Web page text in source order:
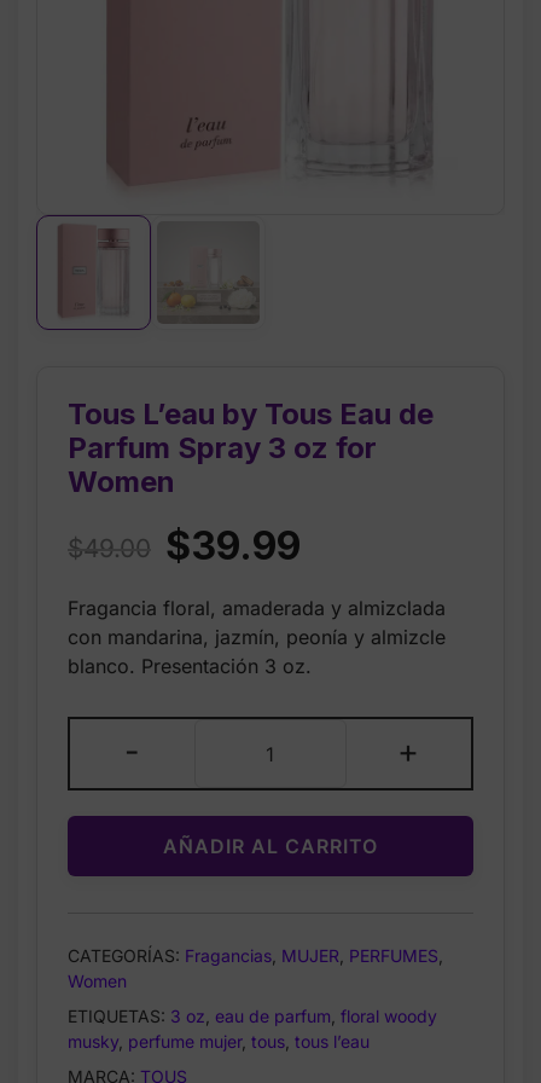
Tous L’eau by Tous Eau de
Parfum Spray 3 oz for
Women
$49.00 Original
was:
$49.00.
$39.99
is:
$39.99.
Fragancia floral, amaderada y almizclada
con mandarina, jazmín, peonía y almizcle
blanco. Presentación 3 oz.
-
L’eau
by
Tous
Eau
de
3
for
Women
+
AÑADIR AL CARRITO
CATEGORÍAS: Fragancias MUJER PERFUMES
Women
ETIQUETAS: 3 oz eau de parfum floral woody
musky perfume mujer, tous tous l’eau
MARCA: TOUS